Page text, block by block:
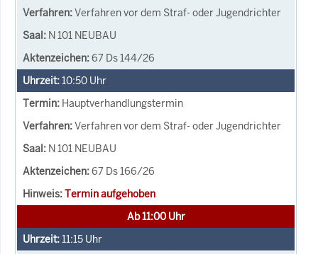
Verfahren vor dem Straf- oder Jugendrichter
N 101 NEUBAU
67 Ds 144/26
10:50 Uhr
Hauptverhandlungstermin
Verfahren vor dem Straf- oder Jugendrichter
N 101 NEUBAU
67 Ds 166/26
Termin aufgehoben
Ab 11:00 Uhr
11:15 Uhr